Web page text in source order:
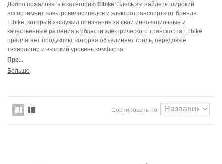
Добро пожаловать в категорию Elbike! Здесь вы найдете широкий
ассортимент электровелосипедов и электротранспорта от бренда
Elbike, который заслужил признание за свои инновационные и
качественные решения в области электрического транспорта. Elbike
предлагает продукцию, которая объединяет стиль, передовые
технологии и высокий уровень комфорта.
Пре...
Больше
Сортировать по